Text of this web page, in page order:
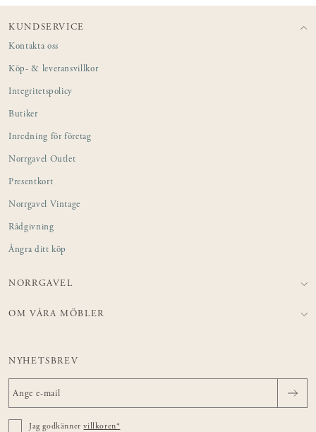
KUNDSERVICE
Kontakta oss
Köp- & leveransvillkor
Integritetspolicy
Butiker
Inredning för företag
Norrgavel Outlet
Presentkort
Norrgavel Vintage
Rådgivning
Ångra ditt köp
NORRGAVEL
OM VÅRA MÖBLER
NYHETSBREV
Jag godkännervillkoren*